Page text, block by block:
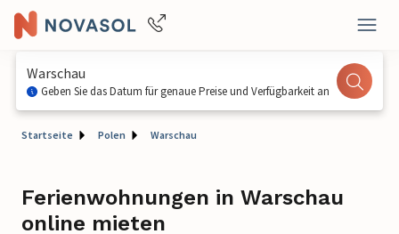
Warschau
Geben Sie das Datum für genaue Preise und Verfügbarkeit an
Startseite Polen Warschau
Ferienwohnungen in Warschau
online mieten